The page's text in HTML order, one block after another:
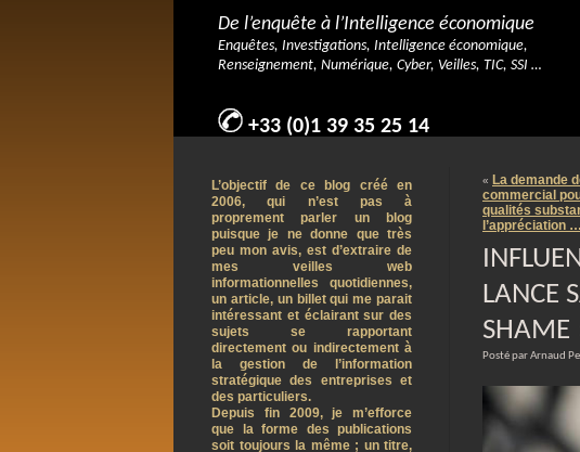
De l’enquête à l’Intelligence économique
Enquêtes, Investigations, Intelligence économique,
Renseignement, Numérique, Cyber, Veilles, TIC, SSI …
+33 (0)1 39 35 25 14
« La demande
commercial
qualités
l’appréciation …
LANCE
Posté par Arnaud
L’objectif de ce blog créé en
2006, qui n’est pas à
proprement parler un blog
puisque je ne donne que très
peu mon avis, est d’extraire de
mes veilles web
informationnelles quotidiennes,
un article, un billet qui me parait
intéressant et éclairant sur des
sujets se rapportant
directement ou indirectement à
la gestion de l’information
stratégique des entreprises et
des particuliers.
Depuis fin 2009, je m’efforce
que la forme des publications
soit toujours la même ; un titre,